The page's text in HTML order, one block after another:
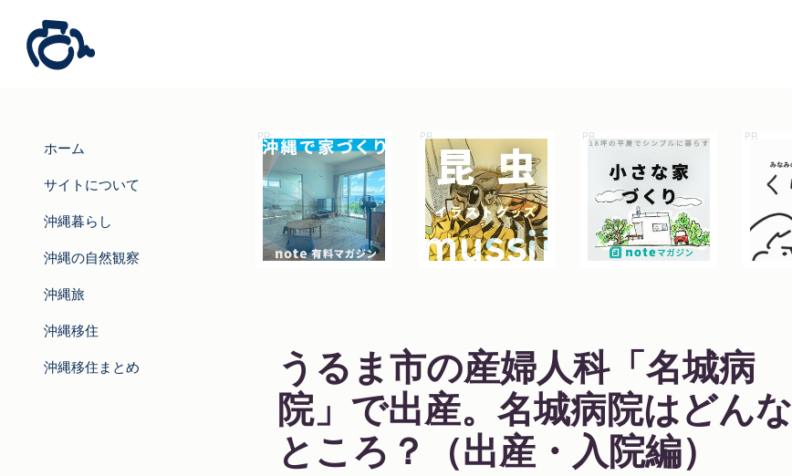
ホーム
サイトについて
沖縄暮らし
沖縄の自然観察
沖縄旅
沖縄移住
沖縄移住まとめ
うるま市の産婦人科「名城病
院」で出産。名城病院はどんな
ところ？（出産・入院編）